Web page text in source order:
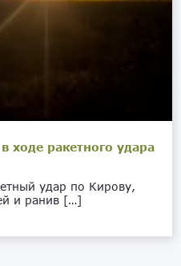
ходе ракетного удара
удар по Кирову,
и ранив […]